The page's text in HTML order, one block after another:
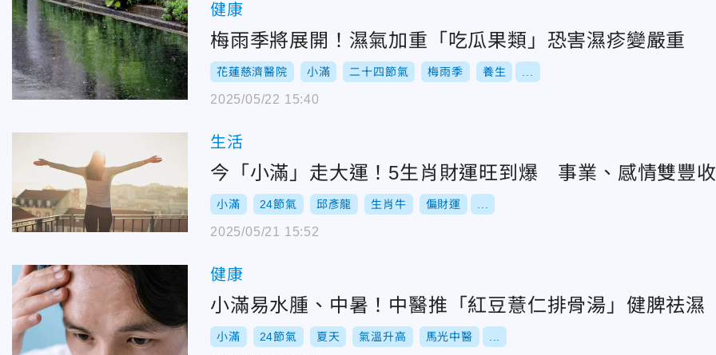
健康
梅雨季將展開！濕氣加重「吃瓜果類」恐害濕疹變嚴重
花蓮慈濟醫院 小滿 二十四節氣 梅雨季 養生
2025/05/22 15:40
生活
今「小滿」走大運！5生肖財運旺到爆 事業、感情雙豐收
小滿 24節氣 邱彥龍 生肖牛 偏財運
2025/05/21 15:52
健康
小滿易水腫、中暑！中醫推「紅豆薏仁排骨湯」健脾祛濕
小滿 24節氣 夏天 氣溫升高 馬光中醫